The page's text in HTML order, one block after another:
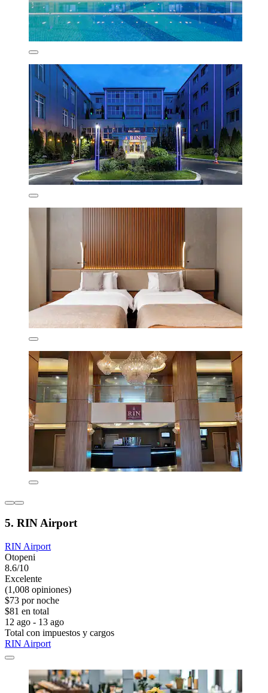
5. RIN Airport
RIN Airport
Otopeni
8.6/10
Excelente
(1,008 opiniones)
$73 por noche
$81 en total
12 ago - 13 ago
Total con impuestos y cargos
RIN Airport